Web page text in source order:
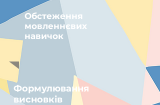
Обстеження
мовленнєвих
навичок
Формулювання
висновків